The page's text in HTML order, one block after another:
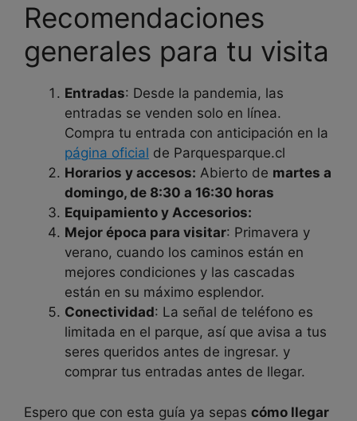
Recomendaciones
generales para tu visita
Entradas: Desde la pandemia, las
entradas se venden solo en línea.
Compra tu entrada con anticipación en la
página oficial de Parquesparque.cl
Horarios y accesos: Abierto de martes a
domingo, de 8:30 a 16:30 horas
Equipamiento y Accesorios:
Mejor época para visitar: Primavera y
verano, cuando los caminos están en
mejores condiciones y las cascadas
están en su máximo esplendor.
Conectividad: La señal de teléfono es
limitada en el parque, así que avisa a tus
seres queridos antes de ingresar. y
comprar tus entradas antes de llegar.
Espero que con esta guía ya sepas cómo llegar